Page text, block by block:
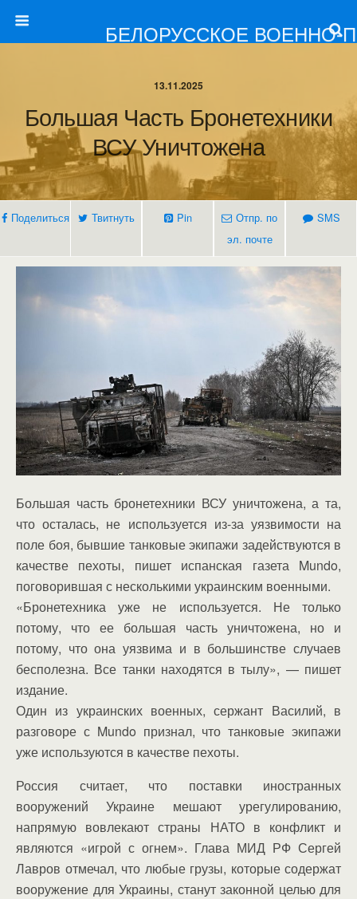
БЕЛОРУССКОЕ ВОЕННО-
13.11.2025
Большая Часть Бронетехники
ВСУ Уничтожена
Поделиться Твитнуть Pin
Отпр. по
эл. почте
SMS
Большая часть бронетехники ВСУ уничтожена, а та,
что осталась, не используется из-за уязвимости на
поле боя, бывшие танковые экипажи задействуются в
качестве пехоты, пишет испанская газета Mundo,
поговорившая с несколькими украинским военными.
«Бронетехника уже не используется. Не только
потому, что ее большая часть уничтожена, но и
потому, что она уязвима и в большинстве случаев
бесполезна. Все танки находятся в тылу», — пишет
издание.
Один из украинских военных, сержант Василий, в
разговоре с Mundo признал, что танковые экипажи
уже используются в качестве пехоты.
Россия считает, что поставки иностранных
вооружений Украине мешают урегулированию,
напрямую вовлекают страны НАТО в конфликт и
являются «игрой с огнем». Глава МИД РФ Сергей
Лавров отмечал, что любые грузы, которые содержат
вооружение для Украины, станут законной целью для